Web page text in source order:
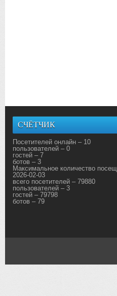
СЧЁТЧИК
Посетителей онлайн – 10
пользователей – 0
гостей – 7
ботов – 3
Максимальное количество
2026-02-03
всего посетителей – 79880
пользователей – 3
гостей – 79798
ботов – 79